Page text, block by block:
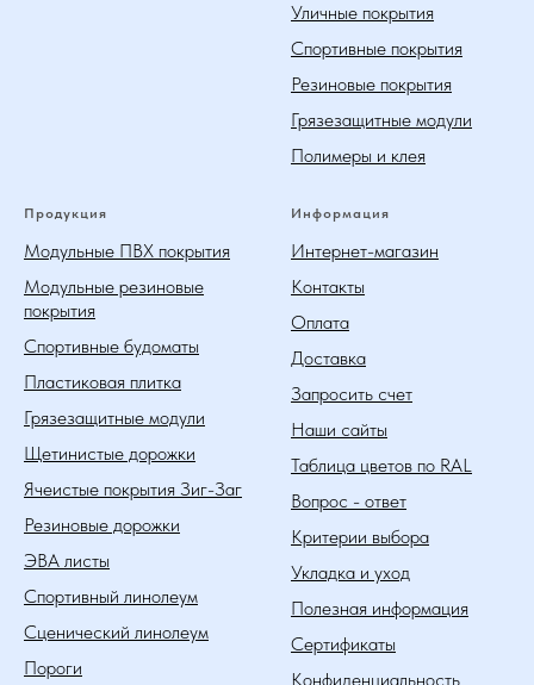
Уличные покрытия
Спортивные покрытия
Резиновые покрытия
Грязезащитные модули
Полимеры и клея
Продукция
Модульные ПВХ покрытия
Модульные резиновые
покрытия
Спортивные будоматы
Пластиковая плитка
Грязезащитные модули
Щетинистые дорожки
Ячеистые покрытия Зиг-Заг
Резиновые дорожки
ЭВА листы
Спортивный линолеум
Сценический линолеум
Пороги
Информация
Интернет-магазин
Контакты
Оплата
Доставка
Запросить счет
Наши сайты
Таблица цветов по RAL
Вопрос - ответ
Критерии выбора
Укладка и уход
Полезная информация
Сертификаты
Конфиденциальность